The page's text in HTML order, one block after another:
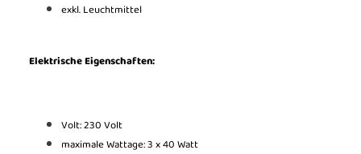
exkl. Leuchtmittel
Elektrische Eigenschaften:
Volt: 230 Volt
maximale Wattage: 3 x 40 Watt